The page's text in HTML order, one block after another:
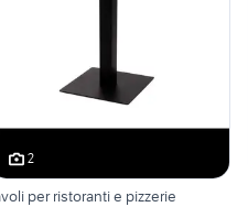
2
per ristoranti e pizzerie